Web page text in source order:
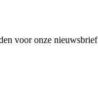
voor onze nieuwsbrief